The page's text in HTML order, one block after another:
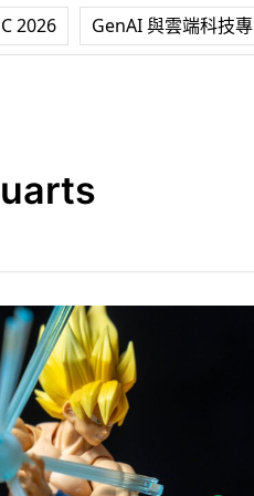
2026 GenAI 與雲端科技